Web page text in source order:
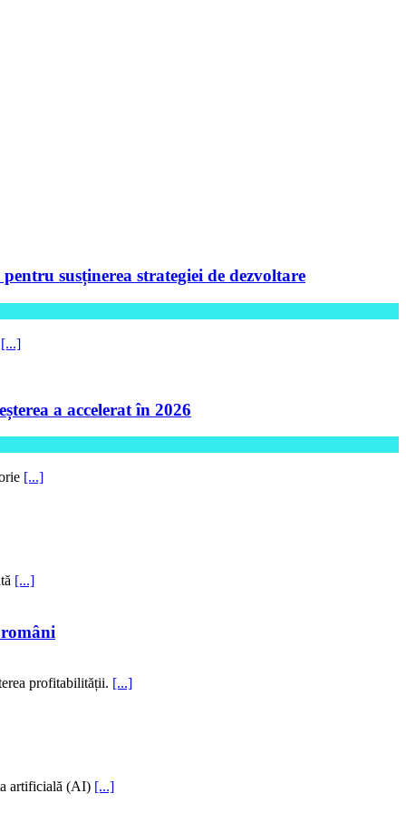
susținerea strategiei de dezvoltare
[...]
a accelerat în 2026
[...]
[...]
profitabilității. [...]
artificială (AI) [...]